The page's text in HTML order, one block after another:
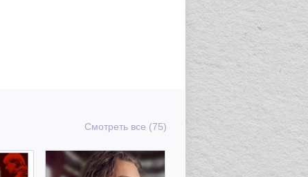
Смотреть все (75)